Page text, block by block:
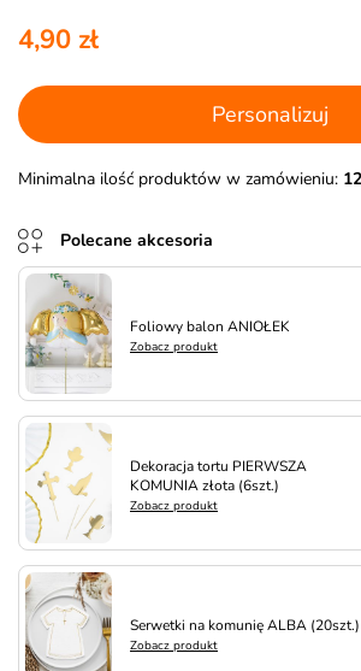
4,90 zł
Minimalna ilość produktów w zamówieniu:
Personalizuj
Polecane akcesoria
Foliowy balon ANIOŁEK
Zobacz produkt
Dekoracja tortu PIERWSZA
KOMUNIA złota (6szt.)
Zobacz produkt
Serwetki na komunię ALBA (20szt.)
Zobacz produkt